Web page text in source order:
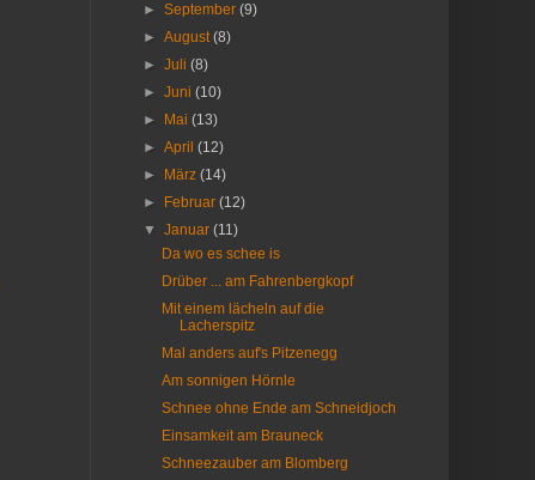
►September(9)
►August(8)
►Juli(8)
►Juni(10)
►
Mai(13)
►April(12)
►
März(14)
►
Februar(12)
▼Januar(11)
Da wo es schee is
Drüber ... am Fahrenbergkopf
Mit einem lächeln auf die
Lacherspitz
Mal anders auf's Pitzenegg
Am sonnigen Hörnle
Schnee ohne Ende am Schneidjoch
Einsamkeit am Brauneck
Schneezauber am Blomberg